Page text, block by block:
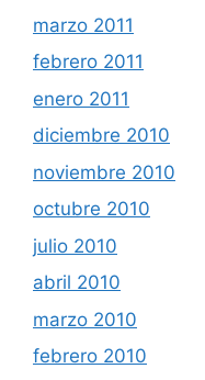
marzo 2011
febrero 2011
enero 2011
diciembre 2010
noviembre 2010
octubre 2010
julio 2010
abril 2010
marzo 2010
febrero 2010